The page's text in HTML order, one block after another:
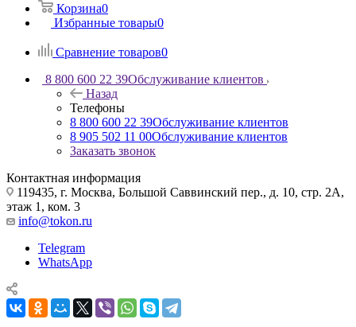
Корзина0
Избранные товары0
Сравнение товаров0
8 800 600 22 39Обслуживание клиентов
Назад
Телефоны
8 800 600 22 39Обслуживание клиентов
8 905 502 11 00Обслуживание клиентов
Заказать звонок
Контактная информация
119435, г. Москва, Большой Саввинский пер., д. 10, стр. 2А,
этаж 1, ком. 3
info@tokon.ru
Telegram
WhatsApp